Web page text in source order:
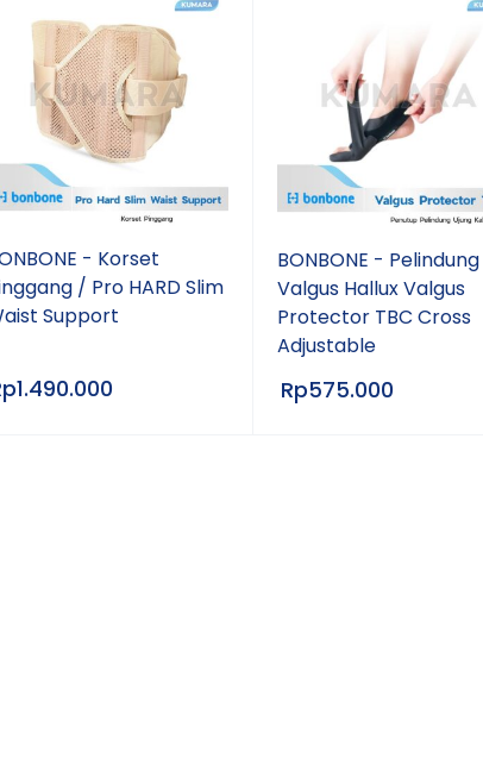
- Korset
/ Pro HARD Slim
Support
1.490.000
BONBONE - Pelindung
Valgus Hallux Valgus
Protector TBC Cross
Adjustable
Rp575.000